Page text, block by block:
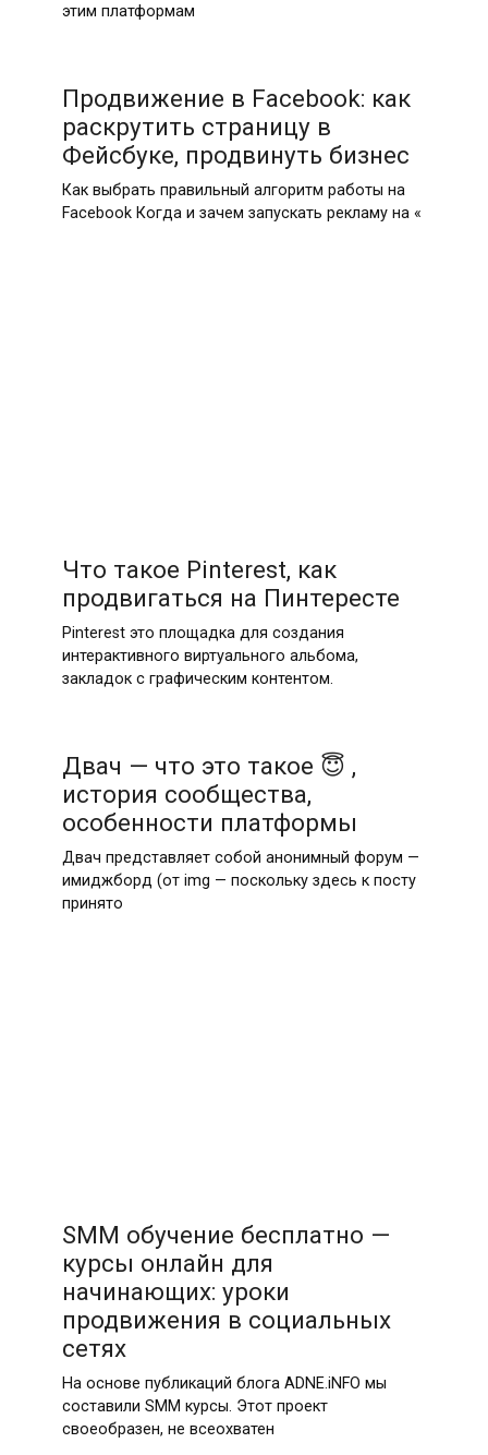
этим платформам
Продвижение в Facebook: как
раскрутить страницу в
Фейсбуке, продвинуть бизнес
Как выбрать правильный алгоритм работы на
Facebook Когда и зачем запускать рекламу на «
Что такое Pinterest, как
продвигаться на Пинтересте
Pinterest это площадка для создания
интерактивного виртуального альбома,
закладок с графическим контентом.
Двач — что это такое 😇 ,
история сообщества,
особенности платформы
Двач представляет собой анонимный форум —
имиджборд (от img — поскольку здесь к посту
принято
SMM обучение бесплатно —
курсы онлайн для
начинающих: уроки
продвижения в социальных
сетях
На основе публикаций блога ADNE.iNFO мы
составили SMM курсы. Этот проект
своеобразен, не всеохватен